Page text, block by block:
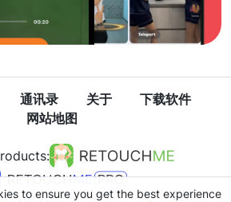
通讯录 关于
下载软件
网站地图
to ensure you get the best experience